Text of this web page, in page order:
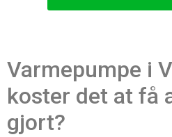
Varmepumpe i
koster det at få
gjort?